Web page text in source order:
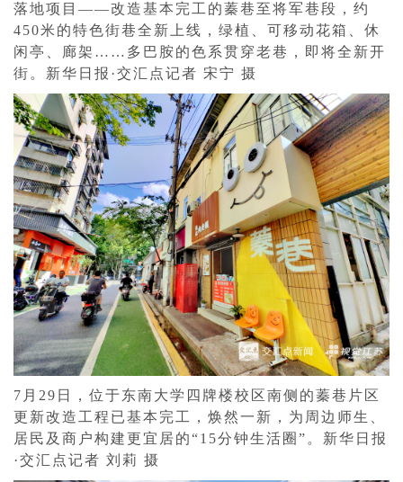
落地项目——改造基本完工的蓁巷至将军巷段，约
450米的特色街巷全新上线，绿植、可移动花箱、休
闲亭、廊架……多巴胺的色系贯穿老巷，即将全新开
街。新华日报·交汇点记者 宋宁 摄
7月29日，位于东南大学四牌楼校区南侧的蓁巷片区
更新改造工程已基本完工，焕然一新，为周边师生、
居民及商户构建更宜居的“15分钟生活圈”。新华日报
·交汇点记者 刘莉 摄